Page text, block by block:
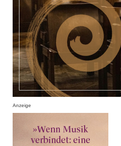
Anzeige